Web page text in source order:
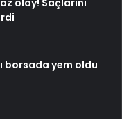
olay! Saçlarını
borsada yem oldu